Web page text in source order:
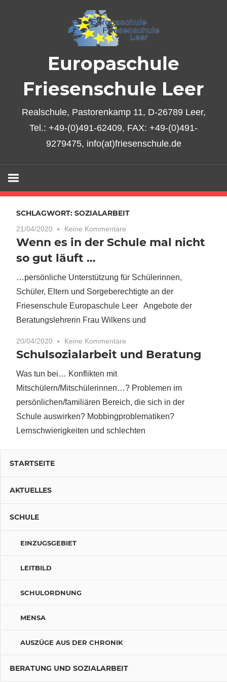
Europaschule
Friesenschule Leer
Realschule, Pastorenkamp 11, D-26789 Leer,
Tel.: +49-(0)491-62409, FAX: +49-(0)491-
9279475, info(at)friesenschule.de
SCHLAGWORT: SOZIALARBEIT
21/04/2020 Keine Kommentare
Wenn es in der Schule mal nicht
so gut läuft …
…persönliche Unterstützung für Schülerinnen,
Schüler, Eltern und Sorgeberechtigte an der
Friesenschule Europaschule Leer Angebote der
Beratungslehrerin Frau Wilkens und
20/04/2020 Keine Kommentare
Schulsozialarbeit und Beratung
Was tun bei… Konflikten mit
Mitschülern/Mitschülerinnen…? Problemen im
persönlichen/familiären Bereich, die sich in der
Schule auswirken? Mobbingproblematiken?
Lernschwierigkeiten und schlechten
STARTSEITE
AKTUELLES
SCHULE
EINZUGSGEBIET
LEITBILD
SCHULORDNUNG
MENSA
AUSZÜGE AUS DER CHRONIK
BERATUNG UND SOZIALARBEIT